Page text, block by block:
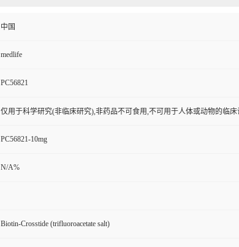
中国
medlife
PC56821
仅用于科学研究(非临床研究),非药品不可食用,不可用于人体或动物的临
PC56821-10mg
N/A%
Biotin-Crosstide (trifluoroacetate salt)